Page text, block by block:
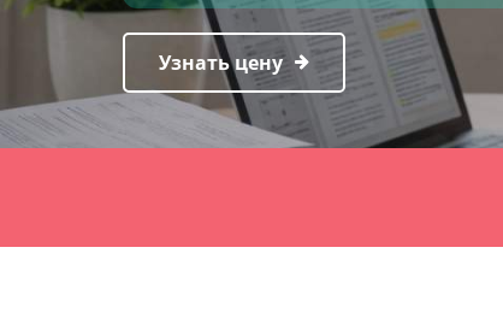
Узнать цену